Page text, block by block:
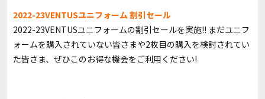
2022-23VENTUSユニフォーム 割引セール
2022-23VENTUSユニフォームの割引セールを実施!! まだユニフ
ォームを購入されていない皆さまや2枚目の購入を検討されてい
た皆さま、ぜひこのお得な機会をご利用ください!